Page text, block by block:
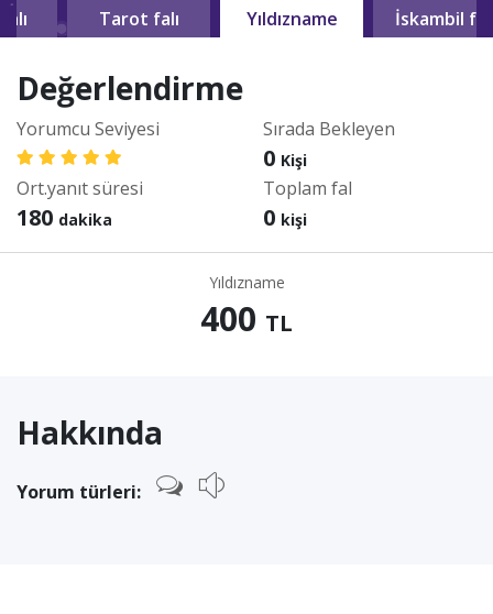
Tarot falı Yıldızname İskambil
Değerlendirme
Yorumcu Seviyesi Sırada Bekleyen
0 Kişi
Ort.yanıt süresi
180 dakika
Toplam fal
0 kişi
Yıldızname
400 TL
Hakkında
Yorum türleri: